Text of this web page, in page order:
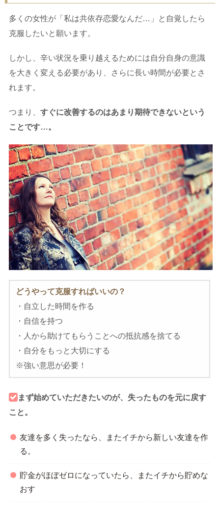
多くの女性が「私は共依存恋愛なんだ…」と自覚したら
克服したいと願います。
しかし、辛い状況を乗り越えるためには自分自身の意識
を大きく変える必要があり、さらに長い時間が必要とさ
れます。
つまり、 すぐに改善するのはあまり期待できないという
ことです…。
どうやって克服すればいいの？
・自立した時間を作る
・自信を持つ
・人から助けてもらうことへの抵抗感を捨てる
・自分をもっと大切にする
※強い意思が必要！
まず始めていただきたいのが、失ったものを元に戻す
こと。
友達を多く失ったなら、またイチから新しい友達を作
る。
貯金がほぼゼロになっていたら、またイチから貯めな
おす